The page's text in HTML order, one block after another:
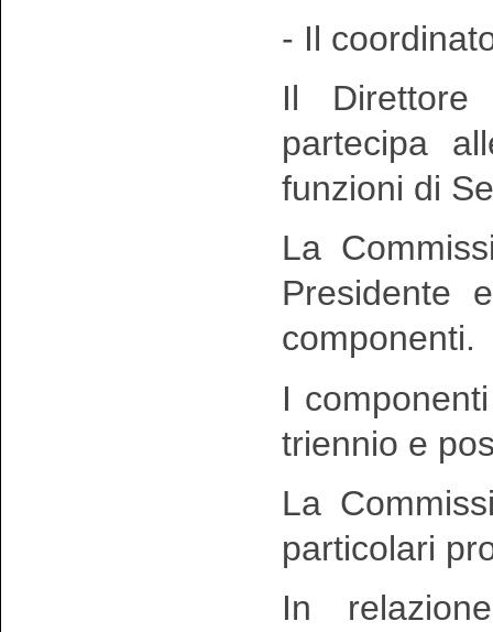
- Il
Il Direttore
partecipa
funzioni di
La
Presidente
componenti.
I
triennio e
La
particolari
In